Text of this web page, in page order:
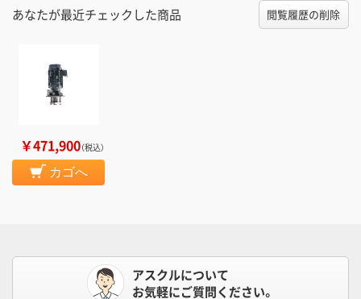
あなたが最近チェックした商品 閲覧履歴の削除
￥471,900（税込）
カゴへ
アスクルについて
お気軽にご質問ください。